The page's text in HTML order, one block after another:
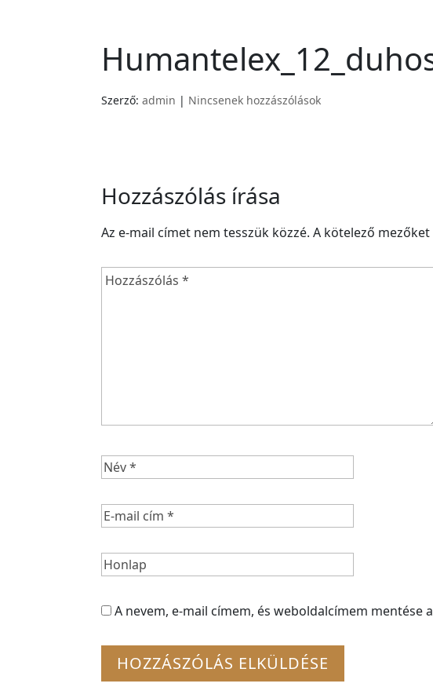
Szerző: admin | Nincsenek hozzászólások
Hozzászólás írása
Az e-mail címet nem tesszük közzé. A kötelező mezőket
A nevem, e-mail címem, és weboldalcímem